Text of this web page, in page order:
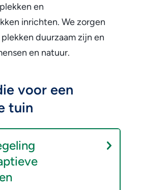
en
inrichten. We zorgen
duurzaam zijn en
en natuur.
voor een
tuin